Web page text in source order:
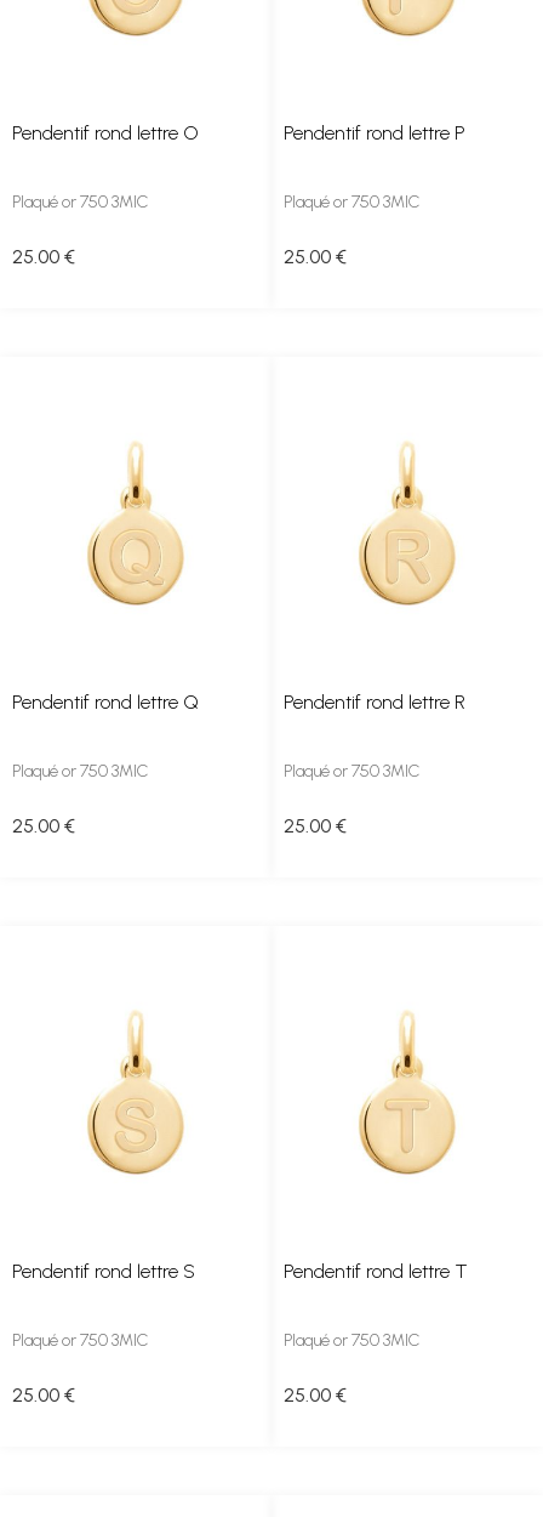
Pendentif rond lettre O
Plaqué or 750 3MIC
25 .00 €
Pendentif rond lettre P
Plaqué or 750 3MIC
25 .00 €
Pendentif rond lettre Q
Plaqué or 750 3MIC
25 .00 €
Pendentif rond lettre R
Plaqué or 750 3MIC
25 .00 €
Pendentif rond lettre S
Plaqué or 750 3MIC
25 .00 €
Pendentif rond lettre T
Plaqué or 750 3MIC
25 .00 €